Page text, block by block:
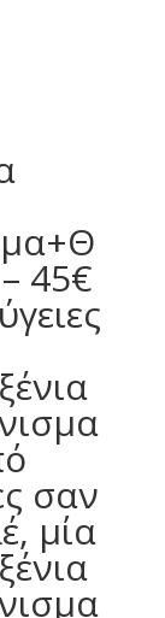
45€
σαν
μία